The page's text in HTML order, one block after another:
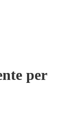
per